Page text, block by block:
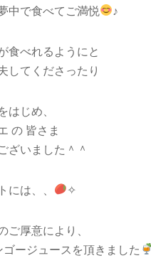
中で食べてご満悦 ♪
食べれるようにと
してくださったり
はじめ、
の 皆さま
ざいました＾＾
には、、 ✧
ご厚意により、
ゴージュースを頂きました